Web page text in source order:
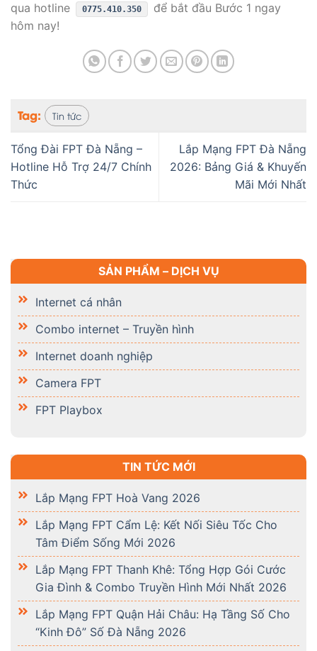
SẢN PHẨM – DỊCH VỤ
Internet cá nhân
Combo internet – Truyền hình
Internet doanh nghiệp
Camera FPT
FPT Playbox
TIN TỨC MỚI
Lắp Mạng FPT Hoà Vang 2026
Lắp Mạng FPT Cẩm Lệ: Kết Nối Siêu Tốc Cho
Tâm Điểm Sống Mới 2026
Lắp Mạng FPT Thanh Khê: Tổng Hợp Gói Cước
Gia Đình & Combo Truyền Hình Mới Nhất 2026
Lắp Mạng FPT Quận Hải Châu: Hạ Tầng Số Cho
“Kinh Đô” Số Đà Nẵng 2026
qua hotline
0775.410.350
để bắt đầu Bước 1 ngay
hôm nay!
Tag: Tin tức
Tổng Đài FPT Đà Nẵng –
Hotline Hỗ Trợ 24/7 Chính
Thức
Lắp Mạng FPT Đà Nẵng
2026: Bảng Giá & Khuyến
Mãi Mới Nhất